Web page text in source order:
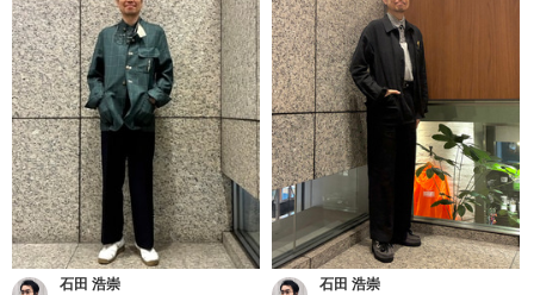
石田 浩崇
石田 浩崇